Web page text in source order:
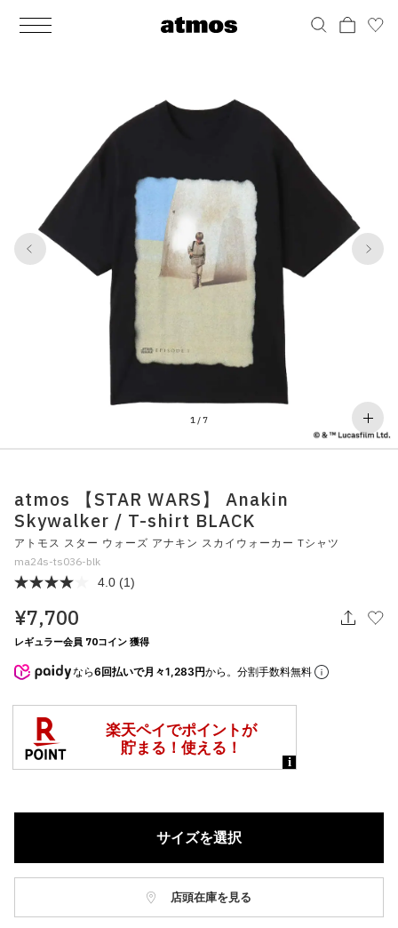
MEN
アクセサリー
その他
アディダス ピックアップ
シューズ
サンダル
その他
すべてのシューズ
ライフスタイルランニング
ウェア
パンツ
ソックス
アンダーウェア
バッグ
バックパック / リュック
ショルダー / メッセンジャーバッグ
トート / エコバッグ
クラッチ / セカンドバッグ
ウエストバッグ
すべてのバッグ
アクセサリー
ポーチ / ウォレット
グッズ / アクセサリー
その他
すべてのアクセサリー
その他
シューケア / グッズ
おもちゃ / フィギュア
その他
すべてのその他
WOMENS
アクセサリー
その他
アディダス ピックアップ
シューズ
サンダル / パンプス
その他
すべてのシューズ
ライフスタイルランニング
ウェア
パンツ
ワンピース
スカート
アンダーウェア
すべてのウェア
バッグ
バックパック / リュック
ショルダー / メッセンジャーバッグ
トート / エコバッグ
クラッチ / セカンドバッグ
ウエストバッグ
すべてのバッグ
アクセサリー
ポーチ / ウォレット
グッズ / アクセサリー
その他
すべてのアクセサリー
その他
シューケア / グッズ
おもちゃ / フィギュア
その他
すべてのその他
1 /7
1 7
atmos 【STAR WARS】 Anakin
Skywalker / T-shirt BLACK
アトモス スター ウォーズ アナキン スカイウォーカー Tシャツ
ma24s-ts036-blk
4.0 (1)
¥7,700
レギュラー会員 70コイン 獲得
なら6回払いで月々1,283円から。分割手数料無料
サイズを選択
店頭在庫を見る